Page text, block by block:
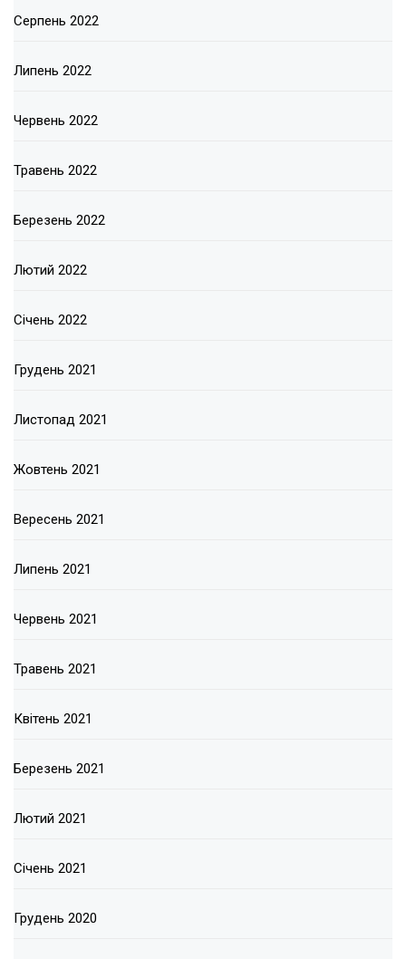
Серпень 2022
Липень 2022
Червень 2022
Травень 2022
Березень 2022
Лютий 2022
Січень 2022
Грудень 2021
Листопад 2021
Жовтень 2021
Вересень 2021
Липень 2021
Червень 2021
Травень 2021
Квітень 2021
Березень 2021
Лютий 2021
Січень 2021
Грудень 2020